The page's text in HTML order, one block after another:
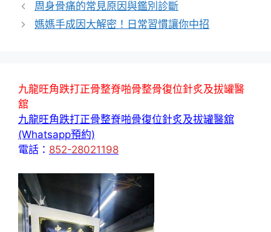
周身骨痛的常見原因與鑑別診斷
媽媽手成因大解密！日常習慣讓你中招
九龍旺角跌打正骨整脊啪骨整骨復位針炙及拔罐醫
舘
九龍旺角跌打正骨整脊啪骨復位針炙及拔罐醫舘
(Whatsapp預約)
電話： 852-28021198